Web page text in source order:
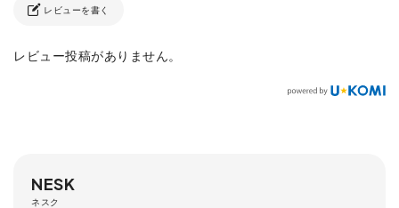
レビューを書く
レビュー投稿がありません。
NESK
ネスク